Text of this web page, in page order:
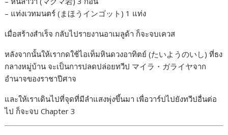
– แท่งเวทมนตร์ (まほうインゴット) 1 แท่ง
เมื่อสร้างสำเร็จ กลับไปรายงานอาเมลูด้า ก็จะจบเควส
หลังจากนั้นให้เรากดใช้ไอเท็มหินดวงอาทิตย์ (たいようのいし) ที่ธง
กลางหมู่บ้าน จะเป็นการปลดปล่อยทวีป マイラ・ガライヤจาก
อำนาจของราชาปีศาจ
และให้เราเดินไปที่จุดที่มีลำแสงพุ่งขึ้นมา เพื่อวาร์ปไปยังทวีปอื่นต่อ
ไป ก็จะจบ Chapter 3